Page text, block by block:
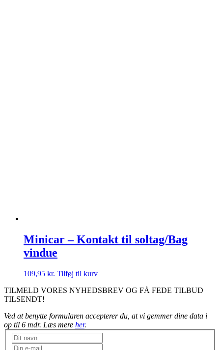
Minicar – Kontakt til soltag/Bag
vindue
109,95 kr. Tilføj til kurv
TILMELD VORES NYHEDSBREV OG FÅ FEDE TILBUD
TILSENDT!
Ved at benytte formularen accepterer du, at vi gemmer dine data i
op til 6 mdr. Læs mere her.
Nyhedsbrev